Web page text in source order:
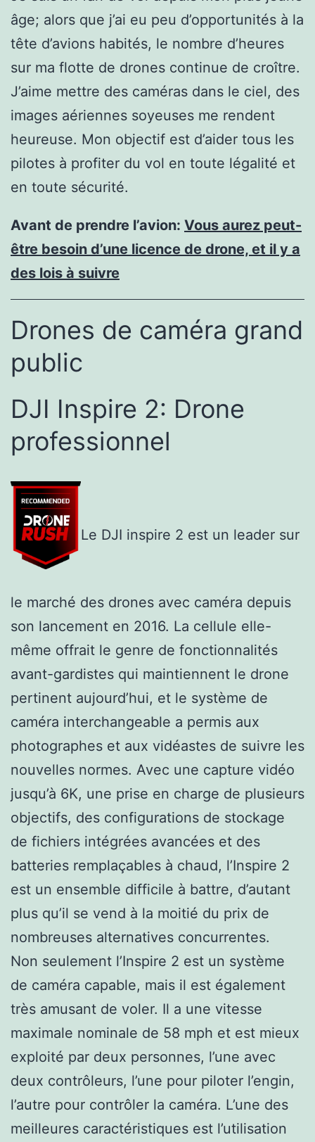
âge; alors que j’ai eu peu d’opportunités à la
tête d’avions habités, le nombre d’heures
sur ma flotte de drones continue de croître.
J’aime mettre des caméras dans le ciel, des
images aériennes soyeuses me rendent
heureuse. Mon objectif est d’aider tous les
pilotes à profiter du vol en toute légalité et
en toute sécurité.
Avant de prendre l’avion: Vous aurez peut-
être besoin d’une licence de drone, et il y a
des lois à suivre
Drones de caméra grand
public
DJI Inspire 2: Drone
professionnel
Le DJI inspire 2 est un leader sur
le marché des drones avec caméra depuis
son lancement en 2016. La cellule elle-
même offrait le genre de fonctionnalités
avant-gardistes qui maintiennent le drone
pertinent aujourd’hui, et le système de
caméra interchangeable a permis aux
photographes et aux vidéastes de suivre les
nouvelles normes. Avec une capture vidéo
jusqu’à 6K, une prise en charge de plusieurs
objectifs, des configurations de stockage
de fichiers intégrées avancées et des
batteries remplaçables à chaud, l’Inspire 2
est un ensemble difficile à battre, d’autant
plus qu’il se vend à la moitié du prix de
nombreuses alternatives concurrentes.
Non seulement l’Inspire 2 est un système
de caméra capable, mais il est également
très amusant de voler. Il a une vitesse
maximale nominale de 58 mph et est mieux
exploité par deux personnes, l’une avec
deux contrôleurs, l’une pour piloter l’engin,
l’autre pour contrôler la caméra. L’une des
meilleures caractéristiques est l’utilisation